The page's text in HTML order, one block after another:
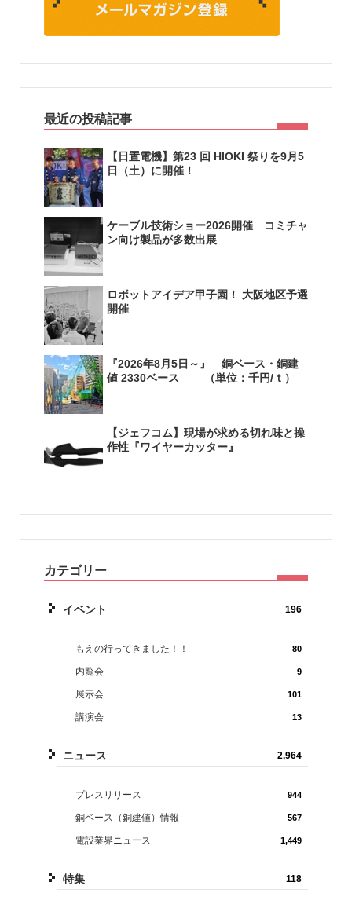
最近の投稿記事
【日置電機】第23 回 HIOKI 祭りを9月5
日（土）に開催！
ケーブル技術ショー2026開催 コミチャ
ン向け製品が多数出展
ロボットアイデア甲子園！ 大阪地区予選
開催
『2026年8月5日～』 銅ベース・銅建
値 2330ベース （単位：千円/ｔ）
【ジェフコム】現場が求める切れ味と操
作性『ワイヤーカッター』
カテゴリー
イベント 196
もえの行ってきました！！ 80
内覧会 9
展示会 101
講演会 13
ニュース 2,964
プレスリリース 944
銅ベース（銅建値）情報 567
電設業界ニュース 1,449
特集 118